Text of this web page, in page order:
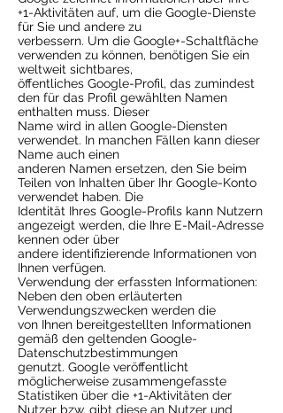
+1-Aktivitäten auf, um die Google-Dienste
für Sie und andere zu
verbessern. Um die Google+-Schaltfläche
verwenden zu können, benötigen Sie ein
weltweit sichtbares,
öffentliches Google-Profil, das zumindest
den für das Profil gewählten Namen
enthalten muss. Dieser
Name wird in allen Google-Diensten
verwendet. In manchen Fällen kann dieser
Name auch einen
anderen Namen ersetzen, den Sie beim
Teilen von Inhalten über Ihr Google-Konto
verwendet haben. Die
Identität Ihres Google-Profils kann Nutzern
angezeigt werden, die Ihre E-Mail-Adresse
kennen oder über
andere identifizierende Informationen von
Ihnen verfügen.
Verwendung der erfassten Informationen:
Neben den oben erläuterten
Verwendungszwecken werden die
von Ihnen bereitgestellten Informationen
gemäß den geltenden Google-
Datenschutzbestimmungen
genutzt. Google veröffentlicht
möglicherweise zusammengefasste
Statistiken über die +1-Aktivitäten der
Nutzer bzw. gibt diese an Nutzer und